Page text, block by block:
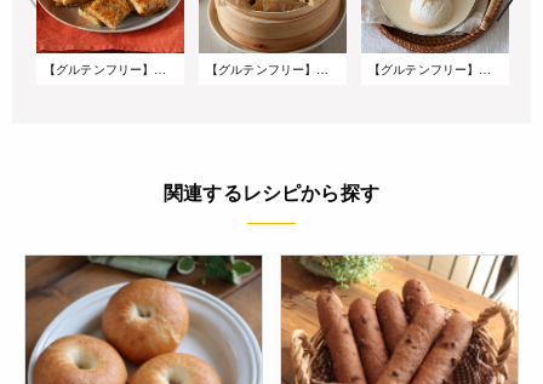
【グルテンフリー】米粉でモチモチ!明太チーズチヂミ 【グルテンフリー】せいろでつくる米粉のマーラーカオ 【グルテンフリー】簡単米粉のミルクパン
関連するレシピから探す